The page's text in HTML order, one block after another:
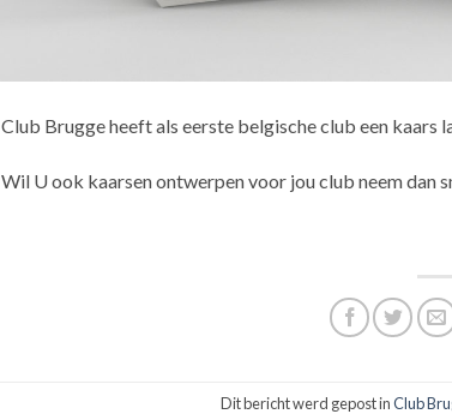
Club Brugge heeft als eerste belgische club een kaars
Wil U ook kaarsen ontwerpen voor jou club neem dan
Dit bericht werd gepost inClub